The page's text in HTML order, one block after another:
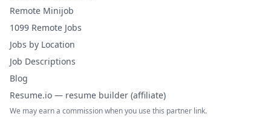
Remote Minijob
1099 Remote Jobs
Jobs by Location
Job Descriptions
Blog
Resume.io — resume builder (affiliate)
We may earn a commission when you use this partner link.